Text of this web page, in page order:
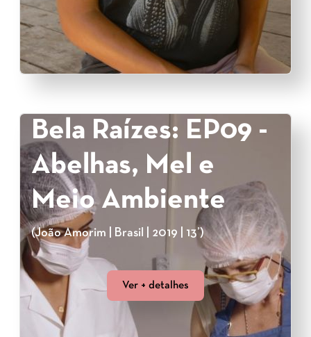
Bela Raízes: EP09 -
Abelhas, Mel e
Meio Ambiente
(João Amorim | Brasil | 2019 | 13’)
Ver + detalhes